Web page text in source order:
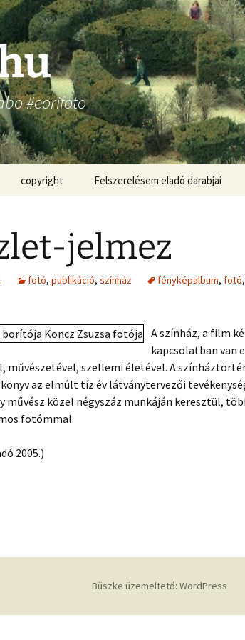
#eorifoto
copyright Felszerelésem eladó darabjai
jelmez
fotó, publikáció, színház fényképalbum, fotó,
A színház, a film
kapcsolatban van
művészetével, szellemi életével. A
az elmúlt tíz év látványtervezői
művész közel négyszáz munkáján keresztül,
fotómmal.
2005.)
Büszke üzemeltető: WordPress